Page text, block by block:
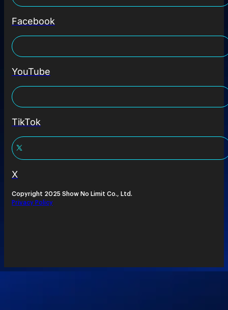
Facebook
YouTube
TikTok
X
Copyright 2025 Show No Limit Co., Ltd.
Privacy Policy